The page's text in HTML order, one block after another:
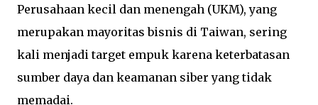
Perusahaan kecil dan menengah (UKM), yang
merupakan mayoritas bisnis di Taiwan, sering
kali menjadi target empuk karena keterbatasan
sumber daya dan keamanan siber yang tidak
memadai.